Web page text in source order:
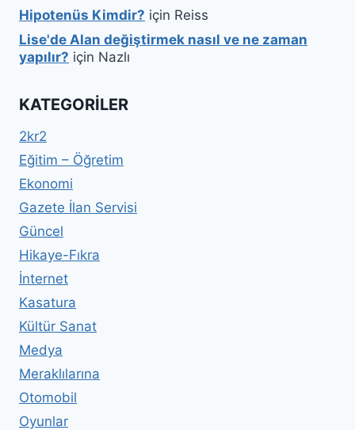
Hipotenüs Kimdir? için Reiss
Lise'de Alan değiştirmek nasıl ve ne zaman
yapılır? için Nazlı
KATEGORILER
2kr2
Eğitim – Öğretim
Ekonomi
Gazete İlan Servisi
Güncel
Hikaye-Fıkra
İnternet
Kasatura
Kültür Sanat
Medya
Meraklılarına
Otomobil
Oyunlar